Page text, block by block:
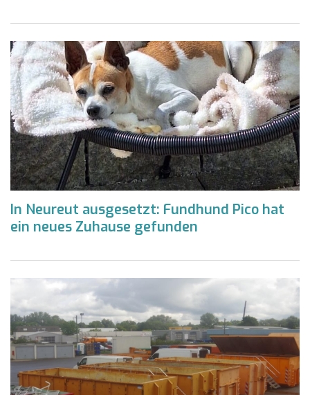
In Neureut ausgesetzt: Fundhund Pico hat
ein neues Zuhause gefunden